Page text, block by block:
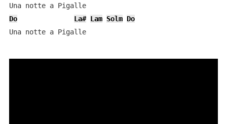
Una notte a Pigalle
Do
La# Lam Solm Do
Una notte a Pigalle